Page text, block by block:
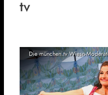
tv
Die münchen.tv Wiesn-